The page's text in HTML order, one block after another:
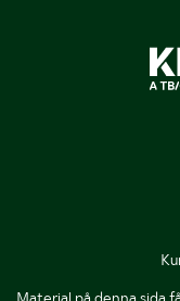
Material på denna sida